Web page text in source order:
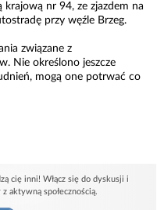
nr 94, ze zjazdem na
przy węźle Brzeg.
związane z
Nie określono jeszcze
mogą one potrwać co
cię inni! Włącz się do dyskusji i
aktywną społecznością.